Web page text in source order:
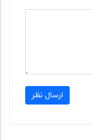
ارسال نظر